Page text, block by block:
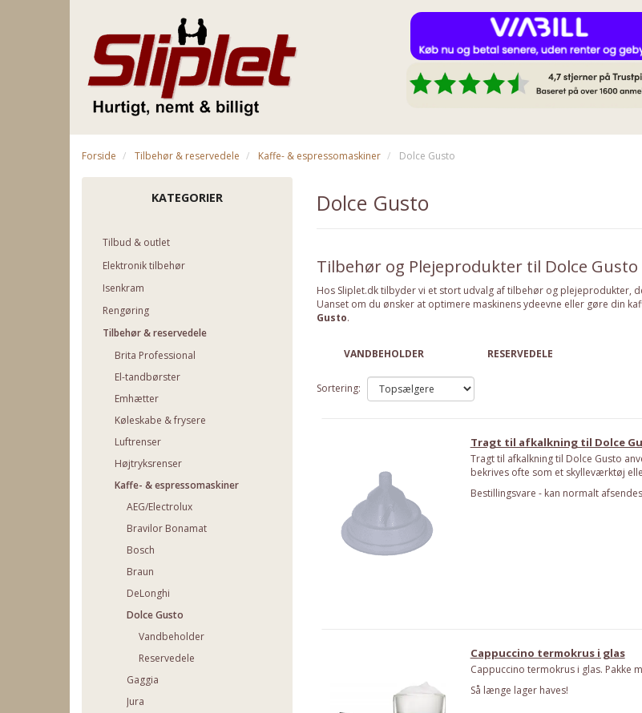
Forside Tilbehør & reservedele Kaffe- & espressomaskiner Dolce Gusto
KATEGORIER
Tilbud & outlet
Elektronik tilbehør
Isenkram
Rengøring
Tilbehør & reservedele
Brita Professional
El-tandbørster
Emhætter
Køleskabe & frysere
Luftrenser
Højtryksrenser
Kaffe- & espressomaskiner
AEG/Electrolux
Bravilor Bonamat
Bosch
Braun
DeLonghi
Dolce Gusto
Vandbeholder
Reservedele
Gaggia
Jura
Dolce Gusto
Tilbehør og Plejeprodukter til Dolce
Hos Sliplet.dk tilbyder vi et stort udvalg af tilbehør og plejeprodukter,
Uanset om du ønsker at optimere maskinens ydeevne eller gøre din
Gusto.
VANDBEHOLDER RESERVEDELE
Sortering:
Tragt til afkalkning til Dolce
Tragt til afkalkning til Dolce Gusto
bekrives ofte som et skylleværktøj
Bestillingsvare - kan normalt
Cappuccino termokrus i glas
Cappuccino termokrus i glas. Pakke
Så længe lager haves!